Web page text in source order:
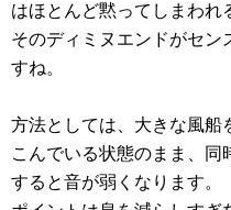
はほとんど黙ってしまわれ
そのディミヌエンドがセン
すね。
方法としては、大きな風船
こんでいる状態のまま、同
すると音が弱くなります。